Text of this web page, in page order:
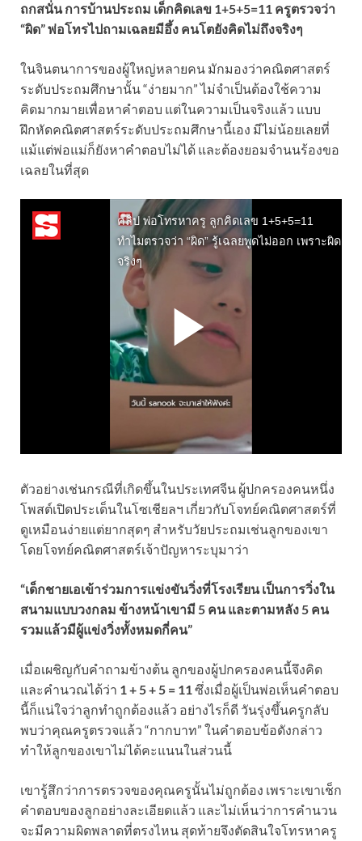
ถกสนั่น การบ้านประถม เด็กคิดเลข 1+5+5=11 ครูตรวจว่า
“ผิด” พ่อโทรไปถามเฉลยมีอึ้ง คนโตยังคิดไม่ถึงจริงๆ
ในจินตนาการของผู้ใหญ่หลายคน มักมองว่าคณิตศาสตร์
ระดับประถมศึกษานั้น “ง่ายมาก” ไม่จำเป็นต้องใช้ความ
คิดมากมายเพื่อหาคำตอบ แต่ในความเป็นจริงแล้ว แบบ
ฝึกหัดคณิตศาสตร์ระดับประถมศึกษานี้เอง มีไม่น้อยเลยที่
แม้แต่พ่อแม่ก็ยังหาคำตอบไม่ได้ และต้องยอมจำนนร้องขอ
เฉลยในที่สุด
ตัวอย่างเช่นกรณีที่เกิดขึ้นในประเทศจีน ผู้ปกครองคนหนึ่ง
โพสต์เปิดประเด็นในโซเชียลฯ เกี่ยวกับโจทย์คณิตศาสตร์ที่
ดูเหมือนง่ายแต่ยากสุดๆ สำหรับวัยประถมเช่นลูกของเขา
โดยโจทย์คณิตศาสตร์เจ้าปัญหาระบุมาว่า
“เด็กชายเอเข้าร่วมการแข่งขันวิ่งที่โรงเรียน เป็นการวิ่งใน
สนามแบบวงกลม ข้างหน้าเขามี 5 คน และตามหลัง 5 คน
รวมแล้วมีผู้แข่งวิ่งทั้งหมดกี่คน”
เมื่อเผชิญกับคำถามข้างต้น ลูกของผู้ปกครองคนนี้จึงคิด
และคำนวณได้ว่า 1 + 5 + 5 = 11ซึ่งเมื่อผู้เป็นพ่อเห็นคำตอบ
นี้ก็แน่ใจว่าลูกทำถูกต้องแล้ว อย่างไรก็ดี วันรุ่งขึ้นครูกลับ
พบว่าคุณครูตรวจแล้ว “กากบาท” ในคำตอบข้อดังกล่าว
ทำให้ลูกของเขาไม่ได้คะแนนในส่วนนี้
เขารู้สึกว่าการตรวจของคุณครูนั้นไม่ถูกต้อง เพราะเขาเช็ก
คำตอบของลูกอย่างละเอียดแล้ว และไม่เห็นว่าการคำนวน
จะมีความผิดพลาดที่ตรงไหน สุดท้ายจึงตัดสินใจโทรหาครู